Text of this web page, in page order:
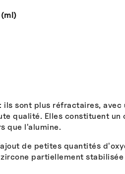
sont plus réfractaires, avec
qualité. Elles constituent un
que l'alumine.
de petites quantités
partiellement